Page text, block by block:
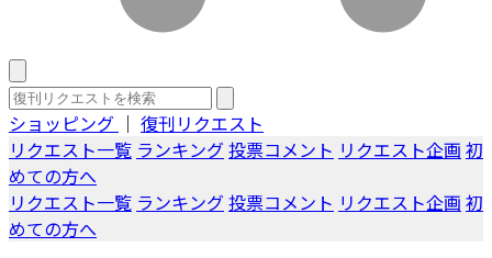
ショッピング ｜ 復刊リクエスト
リクエスト一覧 ランキング投票コメント リクエスト企画 初
めての方へ
リクエスト一覧 ランキング投票コメント リクエスト企画 初
めての方へ